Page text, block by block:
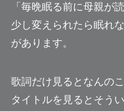
「毎晩眠る前に母親が
少し変えられたら眠れ
があります。
歌詞だけ見るとなんの
タイトルを見るとそう